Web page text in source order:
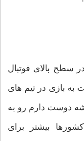
سطح بالای فوتبال
به بازی در تیم های
دوست دارم رو به
بیشتر برای